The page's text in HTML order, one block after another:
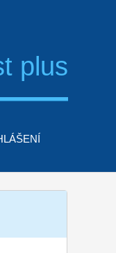
plus